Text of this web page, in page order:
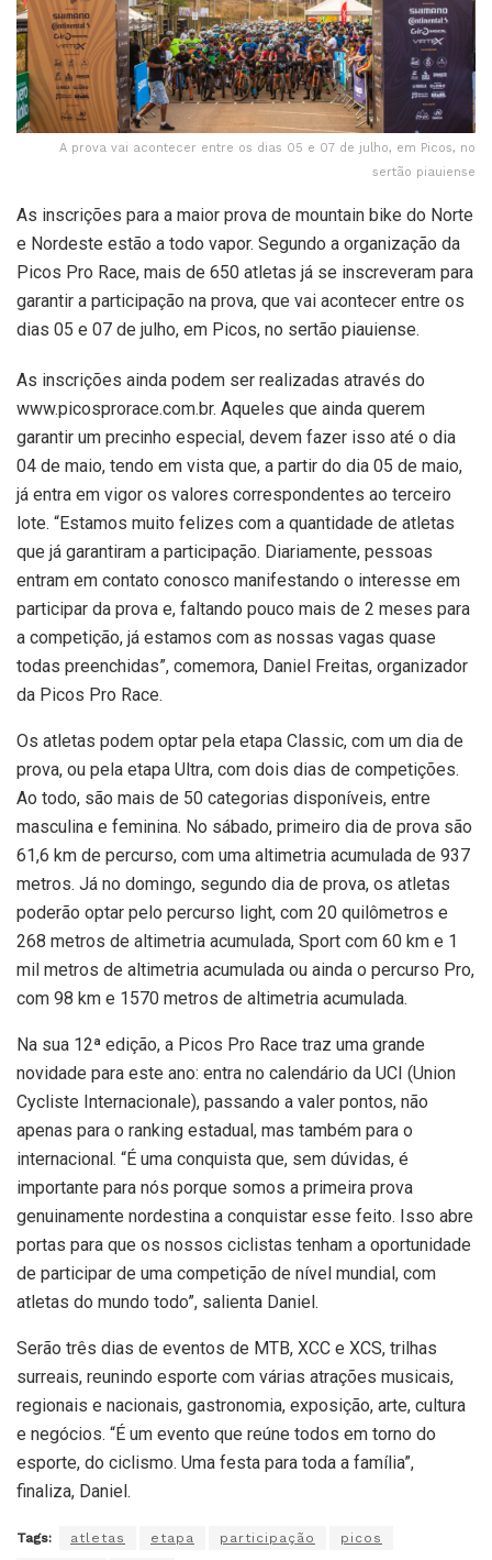
A prova vai acontecer entre os dias 05 e 07 de julho, em Picos, no
sertão piauiense
As inscrições para a maior prova de mountain bike do Norte
e Nordeste estão a todo vapor. Segundo a organização da
Picos Pro Race, mais de 650 atletas já se inscreveram para
garantir a participação na prova, que vai acontecer entre os
dias 05 e 07 de julho, em Picos, no sertão piauiense.
As inscrições ainda podem ser realizadas através do
www.picosprorace.com.br. Aqueles que ainda querem
garantir um precinho especial, devem fazer isso até o dia
04 de maio, tendo em vista que, a partir do dia 05 de maio,
já entra em vigor os valores correspondentes ao terceiro
lote. “Estamos muito felizes com a quantidade de atletas
que já garantiram a participação. Diariamente, pessoas
entram em contato conosco manifestando o interesse em
participar da prova e, faltando pouco mais de 2 meses para
a competição, já estamos com as nossas vagas quase
todas preenchidas”, comemora, Daniel Freitas, organizador
da Picos Pro Race.
Os atletas podem optar pela etapa Classic, com um dia de
prova, ou pela etapa Ultra, com dois dias de competições.
Ao todo, são mais de 50 categorias disponíveis, entre
masculina e feminina. No sábado, primeiro dia de prova são
61,6 km de percurso, com uma altimetria acumulada de 937
metros. Já no domingo, segundo dia de prova, os atletas
poderão optar pelo percurso light, com 20 quilômetros e
268 metros de altimetria acumulada, Sport com 60 km e 1
mil metros de altimetria acumulada ou ainda o percurso Pro,
com 98 km e 1570 metros de altimetria acumulada.
Na sua 12ª edição, a Picos Pro Race traz uma grande
novidade para este ano: entra no calendário da UCI (Union
Cycliste Internacionale), passando a valer pontos, não
apenas para o ranking estadual, mas também para o
internacional. “É uma conquista que, sem dúvidas, é
importante para nós porque somos a primeira prova
genuinamente nordestina a conquistar esse feito. Isso abre
portas para que os nossos ciclistas tenham a oportunidade
de participar de uma competição de nível mundial, com
atletas do mundo todo”, salienta Daniel.
Serão três dias de eventos de MTB, XCC e XCS, trilhas
surreais, reunindo esporte com várias atrações musicais,
regionais e nacionais, gastronomia, exposição, arte, cultura
e negócios. “É um evento que reúne todos em torno do
esporte, do ciclismo. Uma festa para toda a família”,
finaliza, Daniel.
Tags: atletas etapa participação picos